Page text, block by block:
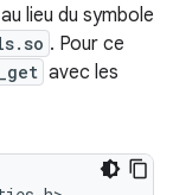
au lieu du symbole
. Pour ce
avec les